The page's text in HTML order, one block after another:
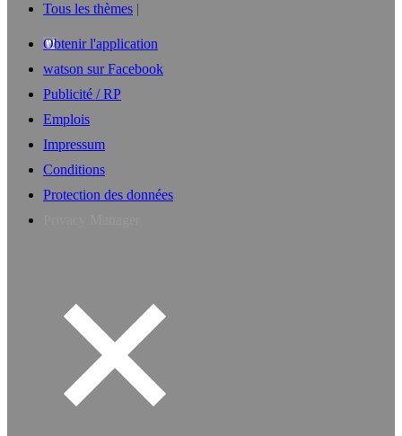
Tous les thèmes
Obtenir l'application
watson sur Facebook
Publicité / RP
Emplois
Impressum
Conditions
Protection des données